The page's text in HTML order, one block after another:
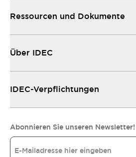
Ressourcen und Dokumente
Über IDEC
IDEC-Verpflichtungen
Abonnieren Sie unseren Newsletter!